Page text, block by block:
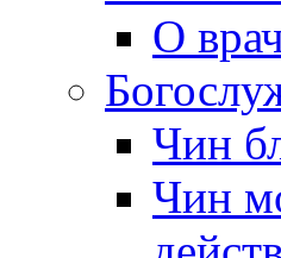
О
Чин
Чин